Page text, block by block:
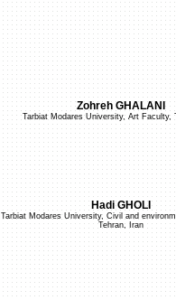
Zohreh GHALANI
Tarbiat Modares University, Art Faculty,
Hadi GHOLI
Tarbiat Modares University, Civil and
Tehran, Iran